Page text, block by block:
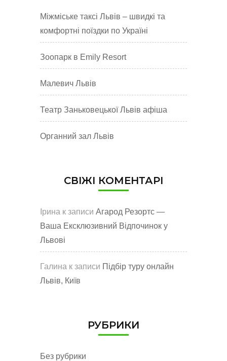
Міжміське таксі Львів – швидкі та
комфортні поїздки по Україні
Зоопарк в Emily Resort
Малевич Львів
Театр Заньковецької Львів афіша
Органний зал Львів
СВІЖІ КОМЕНТАРІ
Ірина к записи Агарод Резортс —
Ваша Ексклюзивний Відпочинок у
Львові
Галина к записи Підбір туру онлайн
Львів, Київ
РУБРИКИ
Без рубрики